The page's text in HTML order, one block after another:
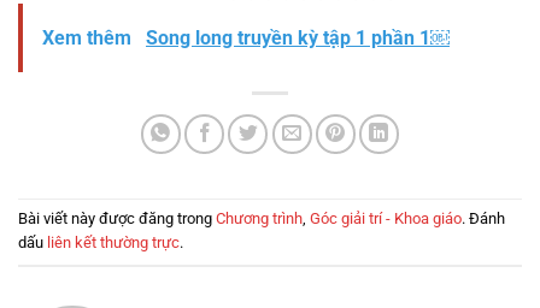
Xem thêm Song long truyền kỳ tập 1 phần 1￼
Bài viết này được đăng trong Chương trình, Góc giải trí - Khoa giáo. Đánh
dấu liên kết thường trực.